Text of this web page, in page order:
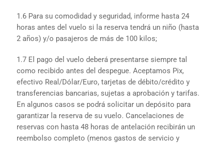
1.6 Para su comodidad y seguridad, informe hasta 24
horas antes del vuelo si la reserva tendrá un niño (hasta
2 años) y/o pasajeros de más de 100 kilos;
1.7 El pago del vuelo deberá presentarse siempre tal
como recibido antes del despegue. Aceptamos Pix,
efectivo Real/Dólar/Euro, tarjetas de débito/crédito y
transferencias bancarias, sujetas a aprobación y tarifas.
En algunos casos se podrá solicitar un depósito para
garantizar la reserva de su vuelo. Cancelaciones de
reservas con hasta 48 horas de antelación recibirán un
reembolso completo (menos gastos de servicio y